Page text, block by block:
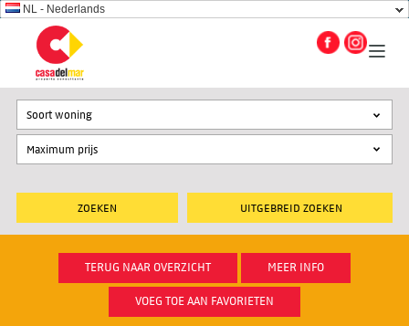
NL - Nederlands
UITGEBREID ZOEKEN
Soort woning
TERUG NAAR OVERZICHT MEER INFO
VOEG TOE AAN FAVORIETEN